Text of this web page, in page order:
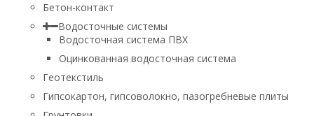
Бетон-контакт
Водосточные системы
Водосточная система ПВХ
Оцинкованная водосточная система
Геотекстиль
Гипсокартон, гипсоволокно, пазогребневые плиты